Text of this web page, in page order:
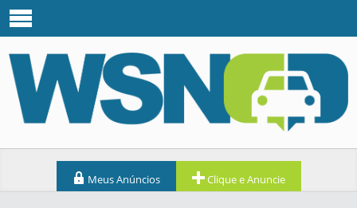
Meus Anúncios Clique e Anuncie